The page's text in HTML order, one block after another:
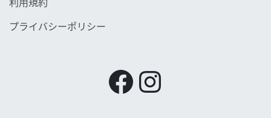
利用規約
プライバシーポリシー
FacebookInstagram